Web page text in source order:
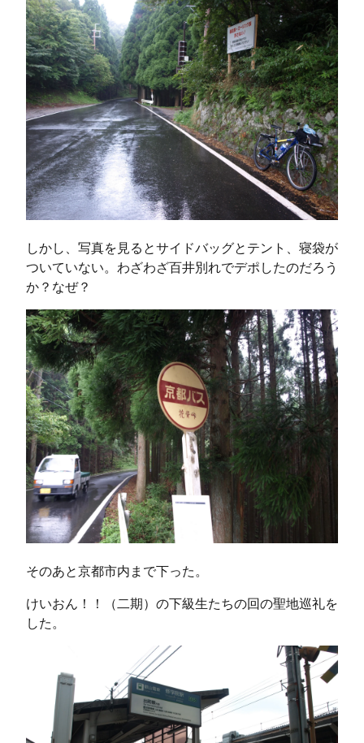
しかし、写真を見るとサイドバッグとテント、寝袋が
ついていない。わざわざ百井別れでデポしたのだろう
か？なぜ？
そのあと京都市内まで下った。
けいおん！！（二期）の下級生たちの回の聖地巡礼を
した。